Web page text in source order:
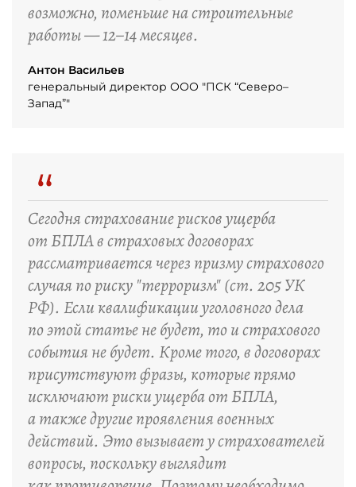
возможно, поменьше на строительные
работы — 12–14 месяцев.
Антон Васильев
генеральный директор ООО "ПСК “Северо–
Запад”"
“
Сегодня страхование рисков ущерба
от БПЛА в страховых договорах
рассматривается через призму страхового
случая по риску "терроризм" (ст. 205 УК
РФ). Если квалификации уголовного дела
по этой статье не будет, то и страхового
события не будет. Кроме того, в договорах
присутствуют фразы, которые прямо
исключают риски ущерба от БПЛА,
а также другие проявления военных
действий. Это вызывает у страхователей
вопросы, поскольку выглядит